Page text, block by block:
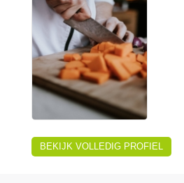
BEKIJK VOLLEDIG PROFIEL